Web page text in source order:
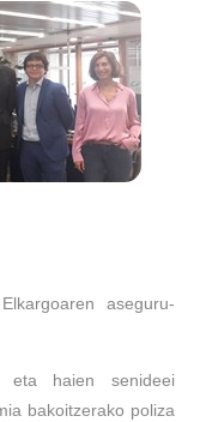
aseguru-
eta haien senideei
bakoitzerako poliza